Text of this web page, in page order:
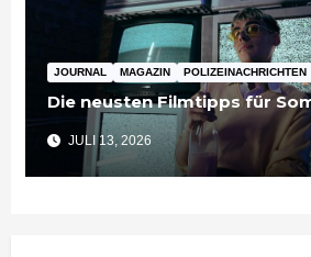
JOURNAL MAGAZIN POLIZEINACHRICHTEN
Die neusten Filmtipps für
JULI 13, 2026